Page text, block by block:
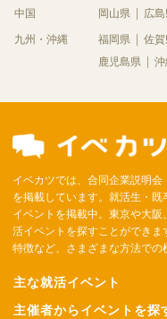
中国 岡山県 広
九州・沖縄 福岡県 佐
鹿児島県
イベカツでは、合同企業説明会
を掲載しています。就活生・
イベントを掲載中。東京や大
活イベントを探すことができま
特徴など、さまざまな方法での
主な就活イベント
主催者からイベントを探